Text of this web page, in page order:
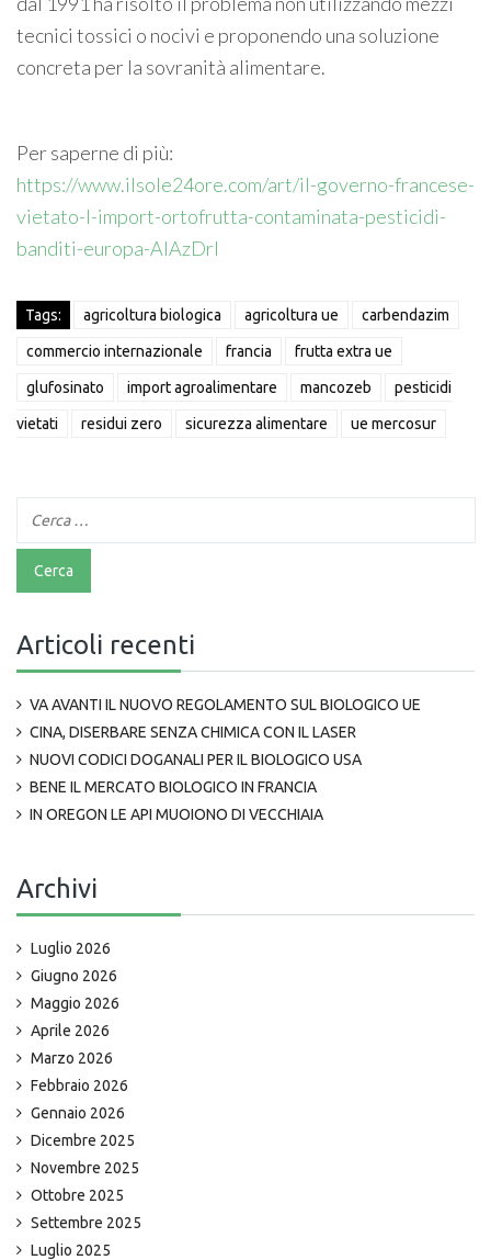
tecnici tossici o nocivi e proponendo una soluzione
concreta per la sovranità alimentare.
Per saperne di più:
https://www.ilsole24ore.com/art/il-governo-francese-
vietato-l-import-ortofrutta-contaminata-pesticidi-
banditi-europa-AIAzDrl
Tags: agricoltura biologica agricoltura ue carbendazim
commercio internazionale francia frutta extra ue
glufosinato import agroalimentare mancozeb pesticidi
vietati residui zero sicurezza alimentare ue mercosur
Articoli recenti
VA AVANTI IL NUOVO REGOLAMENTO SUL BIOLOGICO UE
CINA, DISERBARE SENZA CHIMICA CON IL LASER
NUOVI CODICI DOGANALI PER IL BIOLOGICO USA
BENE IL MERCATO BIOLOGICO IN FRANCIA
IN OREGON LE API MUOIONO DI VECCHIAIA
Archivi
Luglio 2026
Giugno 2026
Maggio 2026
Aprile 2026
Marzo 2026
Febbraio 2026
Gennaio 2026
Dicembre 2025
Novembre 2025
Ottobre 2025
Settembre 2025
Luglio 2025